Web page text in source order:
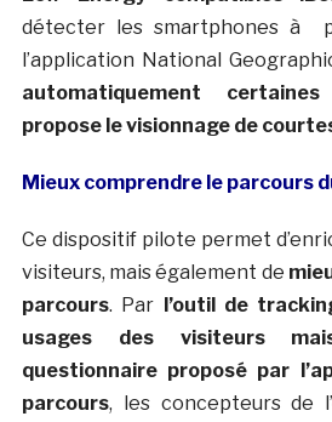
détecter les smartphones à
l’application National
automatiquement
propose le visionnage de
Mieux comprendre le parcours
Ce dispositif pilote permet
visiteurs, mais également de
parcours. Par l’outil de
usages des visiteurs
questionnaire proposé par
parcours, les concepteurs de